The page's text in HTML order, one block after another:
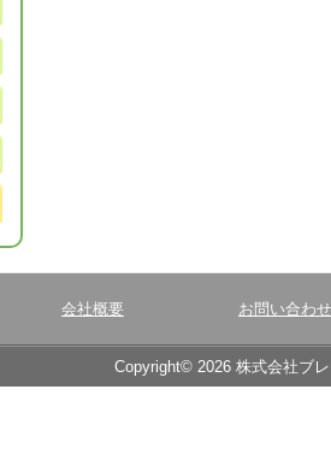
会社概要 お問い合わせ
Copyright© 2026 株式会社ブ